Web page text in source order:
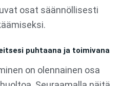
osat säännöllisesti
puhtaana ja toimivana
on olennainen osa